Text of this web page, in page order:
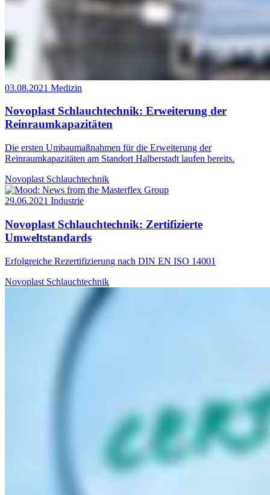
03.08.2021 Medizin
Novoplast Schlauchtechnik: Erweiterung der
Reinraumkapazitäten
Die ersten Umbaumaßnahmen für die Erweiterung der
Reinraumkapazitäten am Standort Halberstadt laufen bereits.
Novoplast Schlauchtechnik
29.06.2021 Industrie
Novoplast Schlauchtechnik: Zertifizierte
Umweltstandards
Erfolgreiche Rezertifizierung nach DIN EN ISO 14001
Novoplast Schlauchtechnik